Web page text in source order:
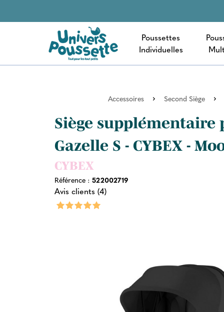
Poussettes
Individuelles
Accessoires Second Siège
Siège supplémentaire
Gazelle S - CYBEX -
CYBEX
Référence : 522002719
Avis clients (4)
En stock - Expédition
sous 5 à 15 jours
En stock -